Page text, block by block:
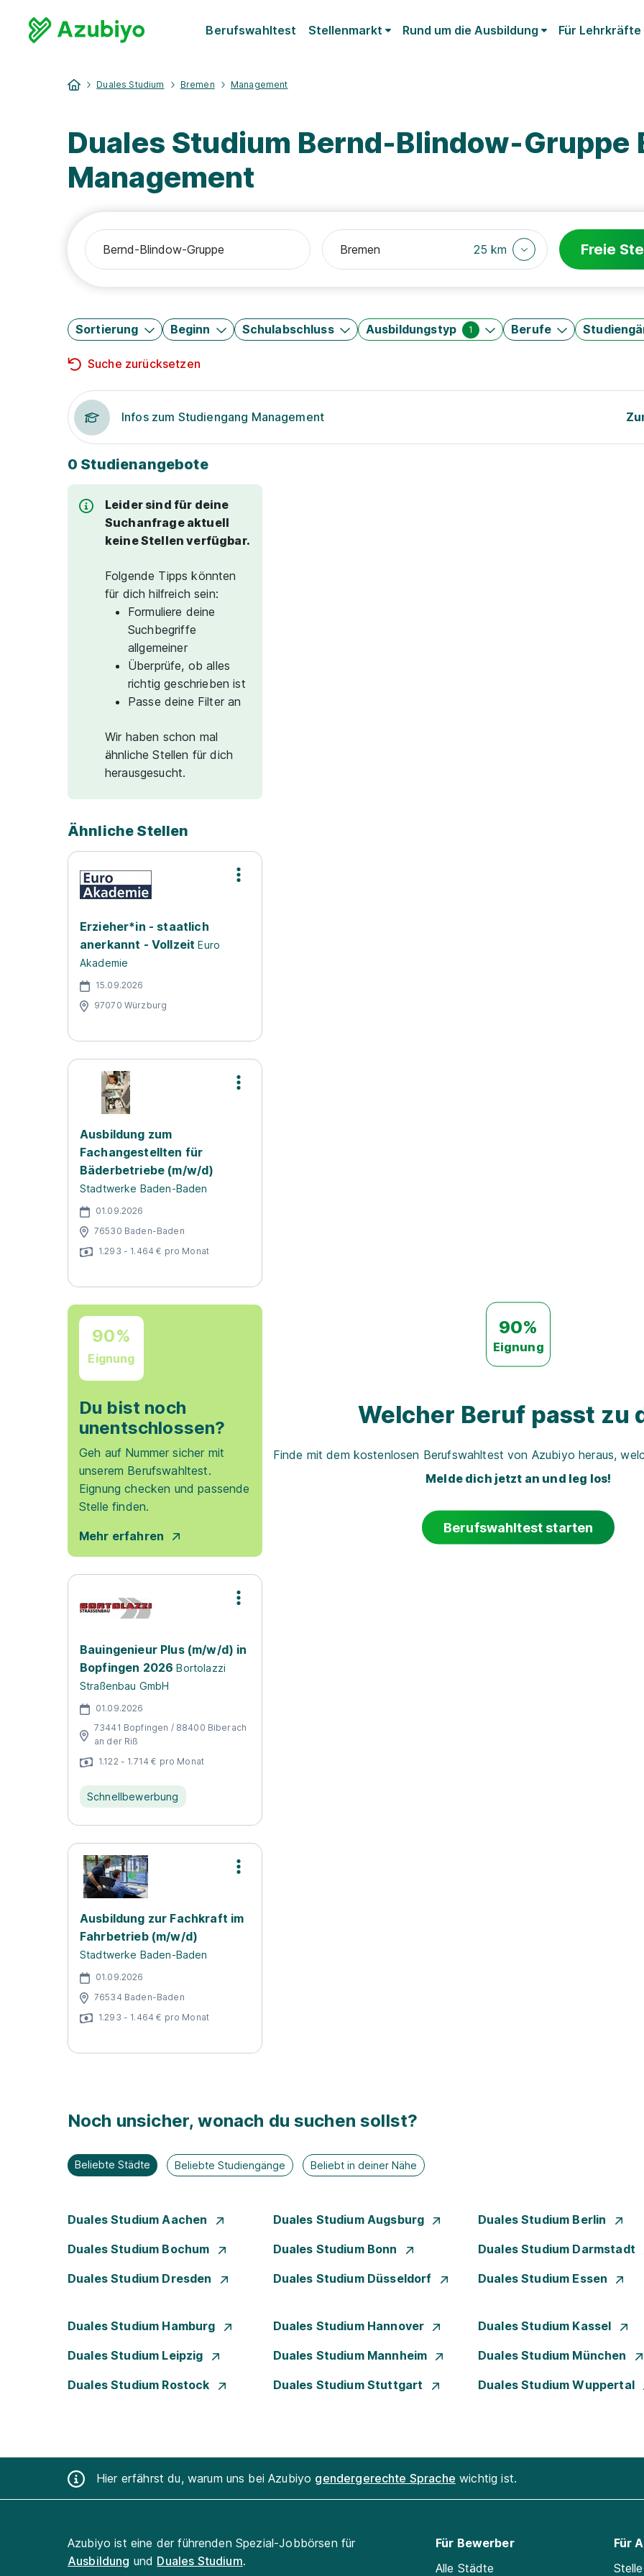
Berufswahltest Stellenmarkt Rund um die Ausbildung Für Lehrkräfte
Duales Studium Bremen Management
Duales Studium Bernd-Blindow-Gruppe
Management
25 km Freie
Sortierung Beginn Schulabschluss Ausbildungstyp 1 Berufe
Suche zurücksetzen
Infos zum Studiengang Management
0 Studienangebote
Leider sind für deine
Suchanfrage aktuell
keine Stellen verfügbar.
Folgende Tipps könnten
für dich hilfreich sein:
Formuliere deine
Suchbegriffe
allgemeiner
Überprüfe, ob alles
richtig geschrieben ist
Passe deine Filter an
Wir haben schon mal
ähnliche Stellen für dich
herausgesucht.
Ähnliche Stellen
Erzieher*in - staatlich
anerkannt - Vollzeit Euro
Akademie
15.09.2026
97070 Würzburg
Ausbildung zum
Fachangestellten für
Bäderbetriebe (m/w/d)
Stadtwerke Baden-Baden
01.09.2026
76530 Baden-Baden
1.293 - 1.464 € pro Monat
90%
Eignung
Du bist noch
unentschlossen?
Geh auf Nummer sicher mit
unserem Berufswahltest.
Eignung checken und passende
Stelle finden.
Mehr erfahren
Bauingenieur Plus (m/w/d) in
Bopfingen 2026 Bortolazzi
Straßenbau GmbH
01.09.2026
73441 Bopfingen / 88400 Biberach
an der Riß
1.122 - 1.714 € pro Monat
Schnellbewerbung
Ausbildung zur Fachkraft im
Fahrbetrieb (m/w/d)
Stadtwerke Baden-Baden
01.09.2026
76534 Baden-Baden
1.293 - 1.464 € pro Monat
90%
Eignung
Welcher Beruf passt zu
Finde mit dem kostenlosen Berufswahltest von Azubiyo heraus,
Melde dich jetzt an und leg los!
Berufswahltest starten
Noch unsicher, wonach du suchen sollst?
Beliebte Städte Beliebte Studiengänge Beliebt in deiner Nähe
Duales Studium Aachen Duales Studium Augsburg Duales Studium Berlin
Duales Studium Bochum Duales Studium Bonn Duales Studium Darmstadt
Duales Studium Dresden Duales Studium Düsseldorf Duales Studium Essen
Duales Studium Hamburg Duales Studium Hannover Duales Studium Kassel
Duales Studium Leipzig Duales Studium Mannheim Duales Studium München
Duales Studium Rostock Duales Studium Stuttgart Duales Studium Wuppertal
Hier erfährst du, warum uns bei Azubiyo gendergerechte Sprache wichtig ist.
Azubiyo ist eine der führenden Spezial-Jobbörsen für
Ausbildung und Duales Studium.
Für Bewerber
Alle Städte
Für